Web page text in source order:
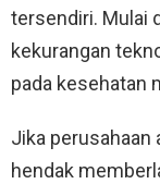
tersendiri. Mulai
kekurangan
pada kesehatan
Jika
hendak